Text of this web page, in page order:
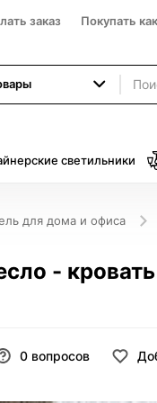
заказ Покупать
светильники
для дома и офиса
-
0 вопросов